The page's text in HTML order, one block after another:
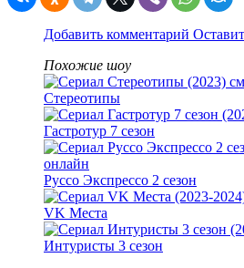
Добавить комментарий
Похожие шоу
Стереотипы
Гастротур 7 сезон
Руссо Экспрессо 2 сезон
VK Места
Интуристы 3 сезон